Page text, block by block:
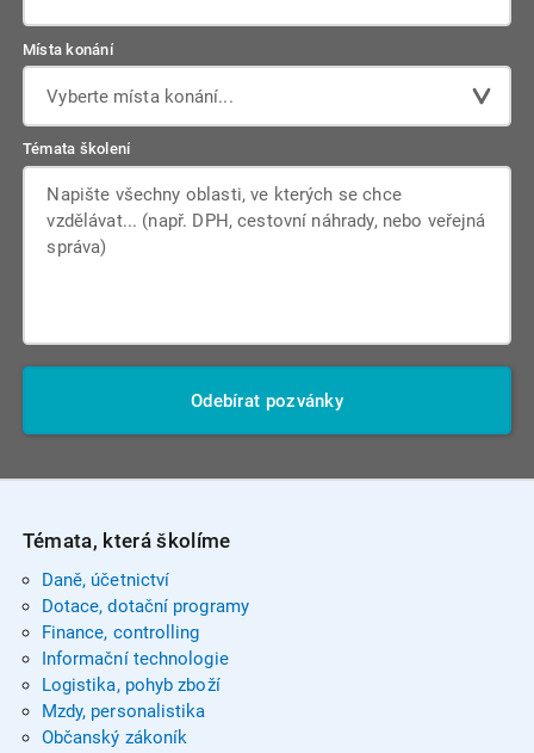
Místa konání
Vyberte místa konání...
Témata školení
Odebírat pozvánky
Témata, která školíme
Daně, účetnictví
Dotace, dotační programy
Finance, controlling
Informační technologie
Logistika, pohyb zboží
Mzdy, personalistika
Občanský zákoník